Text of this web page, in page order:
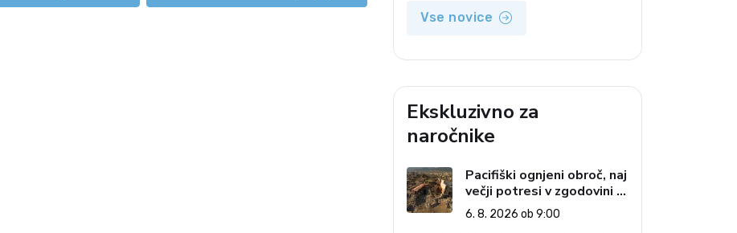
Vse novice
Ekskluzivno za
naročnike
Pacifiški ognjeni obroč, naj
večji potresi v zgodovini in
cena pozabe
6. 8. 2026 ob 9:00